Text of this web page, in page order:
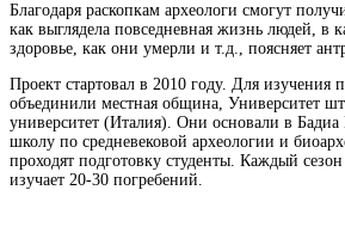
Благодаря раскопкам археологи смогут
как выглядела повседневная жизнь людей, в
здоровье, как они умерли и т.д., поясняет
Проект стартовал в 2010 году. Для изучения
объединили местная община, Университет
университет (Италия). Они основали в
школу по средневековой археологии и
проходят подготовку студенты. Каждый
изучает 20-30 погребений.